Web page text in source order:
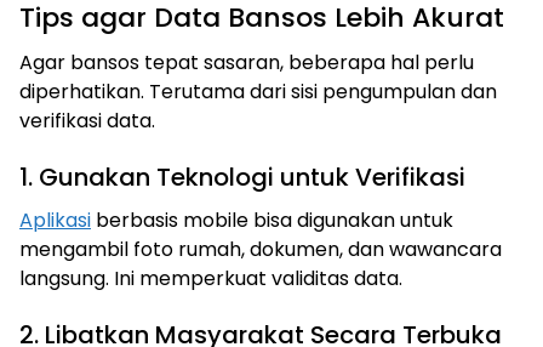
Tips agar Data Bansos Lebih Akurat
Agar bansos tepat sasaran, beberapa hal perlu
diperhatikan. Terutama dari sisi pengumpulan dan
verifikasi data.
1. Gunakan Teknologi untuk Verifikasi
Aplikasi berbasis mobile bisa digunakan untuk
mengambil foto rumah, dokumen, dan wawancara
langsung. Ini memperkuat validitas data.
2. Libatkan Masyarakat Secara Terbuka